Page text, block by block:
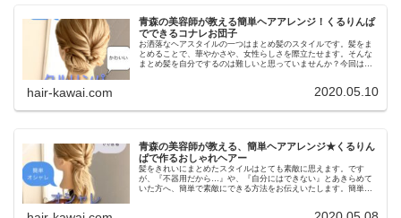
青森の美容師が教える簡単ヘアアレンジ！くるりんぱ
でできるコナレお団子
お洒落なヘアスタイルの一つはまとめ髪のスタイルです。髪をま
とめることで、華やかさや、女性らしさを際立たせます。そんな
まとめ髪を自分でするのは難しいと思っていませんか？今回は、
レお団子今回のヘアスタイルは、くるりんぱとねじるだけで作れ
hair-kawai.com 2020.05.10
青森の美容師が教える、簡単ヘアアレンジ★くるりん
ぱで作るおしゃれヘアー
髪をきれいにまとめたスタイルはとても素敵に思えます。です
が、『不器用だから…』や、『自分にはできない』とあきらめて
いた方へ、簡単で素敵にできる方法をお伝えいたします。簡単に